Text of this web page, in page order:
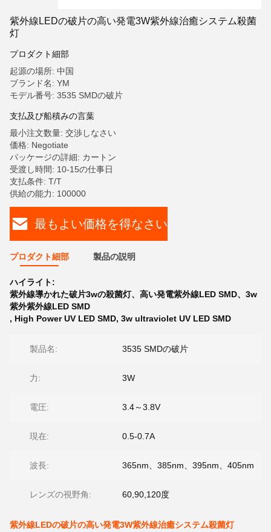
紫外線LEDの破片の高い発電3W紫外線治癒システム殺菌
灯
プロダクト細部
起源の場所: 中国
ブランド名: YM
モデル番号: 3535 SMDの破片
支払及び船積みの言葉
最小注文数量: 交渉しなさい
価格: Negotiate
パッケージの詳細: カートン
受渡し時間: 10-15の仕事日
支払条件: T/T
供給の能力: 100000
最もよい価格を得なさい
プロダクト細部 製品の説明
ハイライト:
紫外線導かれた破片3wの殺菌灯、高い発電紫外線LED SMD、3w
紫外紫外線LED SMD
, High Power UV LED SMD, 3w ultraviolet UV LED SMD
製品名: 3535 SMDの破片
力: 3W
電圧: 3.4～3.8V
現在: 0.5-0.7A
波長: 365nm、385nm、395nm、405nm
レンズの視野角: 60,90,120度
紫外線LEDの破片の高い発電3W紫外線治癒システム殺菌灯